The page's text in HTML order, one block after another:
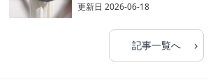
更新日2026-06-18
記事一覧へ ›